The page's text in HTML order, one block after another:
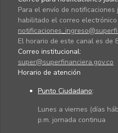
Para el envío de
habilitado el correo electrónico
El horario de este canal es de
Correo institucional:
super@superfinanciera.gov.co
Horario de atención
Punto Ciudadano:
Lunes a viernes (días
p.m. jornada continua